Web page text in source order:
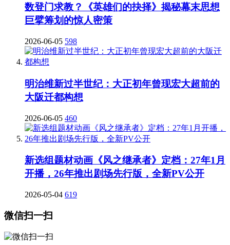
数登门求教？《英雄们的抉择》揭秘幕末思想
巨擘筹划的惊人密策
2026-06-05 598
明治维新过半世纪：大正初年曾现宏大超前的
大阪迁都构想
2026-06-05 460
新选组题材动画《风之继承者》定档：27年1月
开播，26年推出剧场先行版，全新PV公开
2026-05-04 619
微信扫一扫